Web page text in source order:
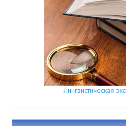
Лингвистическая